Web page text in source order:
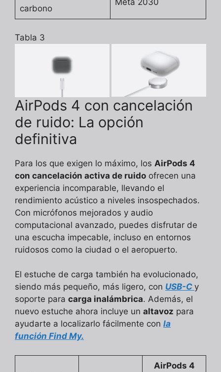
carbono
Tabla 3
AirPods 4 con cancelación
de ruido: La opción
definitiva
Para los que exigen lo máximo, los AirPods 4
con cancelación activa de ruido ofrecen una
experiencia incomparable, llevando el
rendimiento acústico a niveles insospechados.
Con micrófonos mejorados y audio
computacional avanzado, puedes disfrutar de
una escucha impecable, incluso en entornos
ruidosos como la ciudad o el aeropuerto.
El estuche de carga también ha evolucionado,
siendo más pequeño, más ligero, con USB-C y
soporte para carga inalámbrica. Además, el
nuevo estuche ahora incluye un altavoz para
ayudarte a localizarlo fácilmente con la
función Find My.
AirPods 4